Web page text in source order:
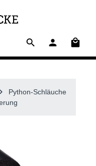
Python-Schläuche